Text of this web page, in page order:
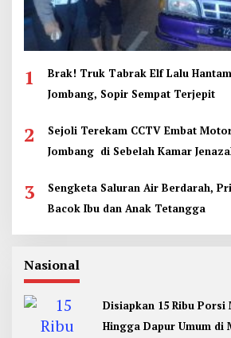
1
Brak! Truk Tabrak Elf Lalu
Jombang, Sopir Sempat Terjepit
2
Sejoli Terekam CCTV Embat
Jombang di Sebelah Kamar
3
Sengketa Saluran Air Berdarah,
Bacok Ibu dan Anak Tetangga
Nasional
Disiapkan 15 Ribu Porsi
Hingga Dapur Umum di